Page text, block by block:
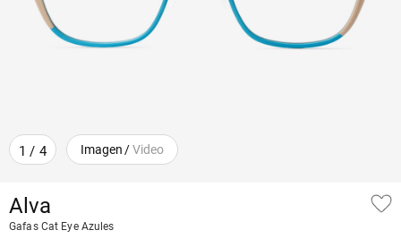
1 / 4 Imagen /Video
Alva
Gafas Cat Eye Azules